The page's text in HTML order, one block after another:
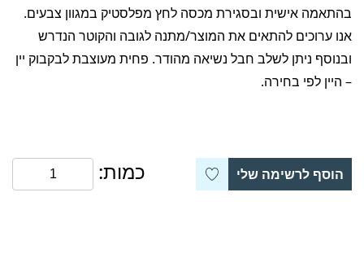
בהתאמה אישית ובסגירת מכסה לחץ מפלסטיק במגוון צבעים.
אנו ערוכים להתאים את המוצר/מתנה לגובה והקוטר הנדרש
ובנוסף ניתן לשלב חבל נשיאה מהודר. פחית מעוצבת לבקבוק יין
– היין לפי בחירה.
הוסף לרשימה שלי כמות: